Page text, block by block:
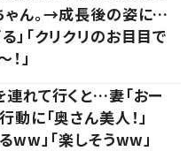
ゃん。→成長後の姿に…
」「クリクリのお目目で
」
れて行くと…妻「おー
動に「奥さん美人！」
ww」「楽しそうww」